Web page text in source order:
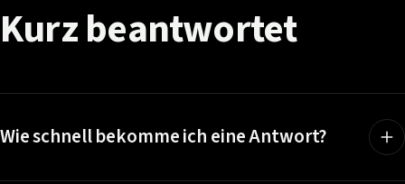
Kurzbeantwortet
Wie schnell bekomme ich eine Antwort?